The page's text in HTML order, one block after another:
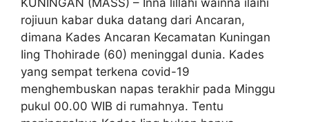
KUNINGAN (MASS) – Inna lillahi wainna ilaihi
rojiuun kabar duka datang dari Ancaran,
dimana Kades Ancaran Kecamatan Kuningan
Iing Thohirade (60) meninggal dunia. Kades
yang sempat terkena covid-19
menghembuskan napas terakhir pada Minggu
pukul 00.00 WIB di rumahnya. Tentu